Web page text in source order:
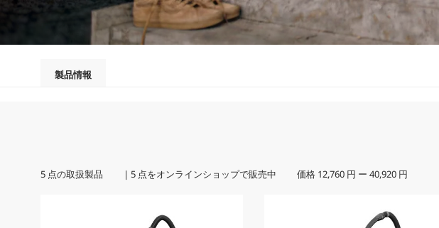
製品情報
5 点の取扱製品 | 5 点をオンラインショップで販売中 価格 12,760 円 ー 40,920 円